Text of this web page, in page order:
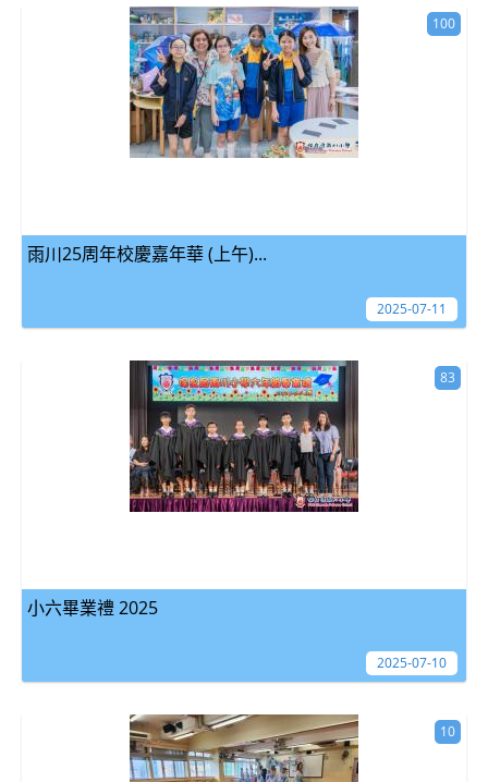
雨川25周年校慶嘉年華 (上午)...
100
2025-07-11
小六畢業禮 2025
83
2025-07-10
10